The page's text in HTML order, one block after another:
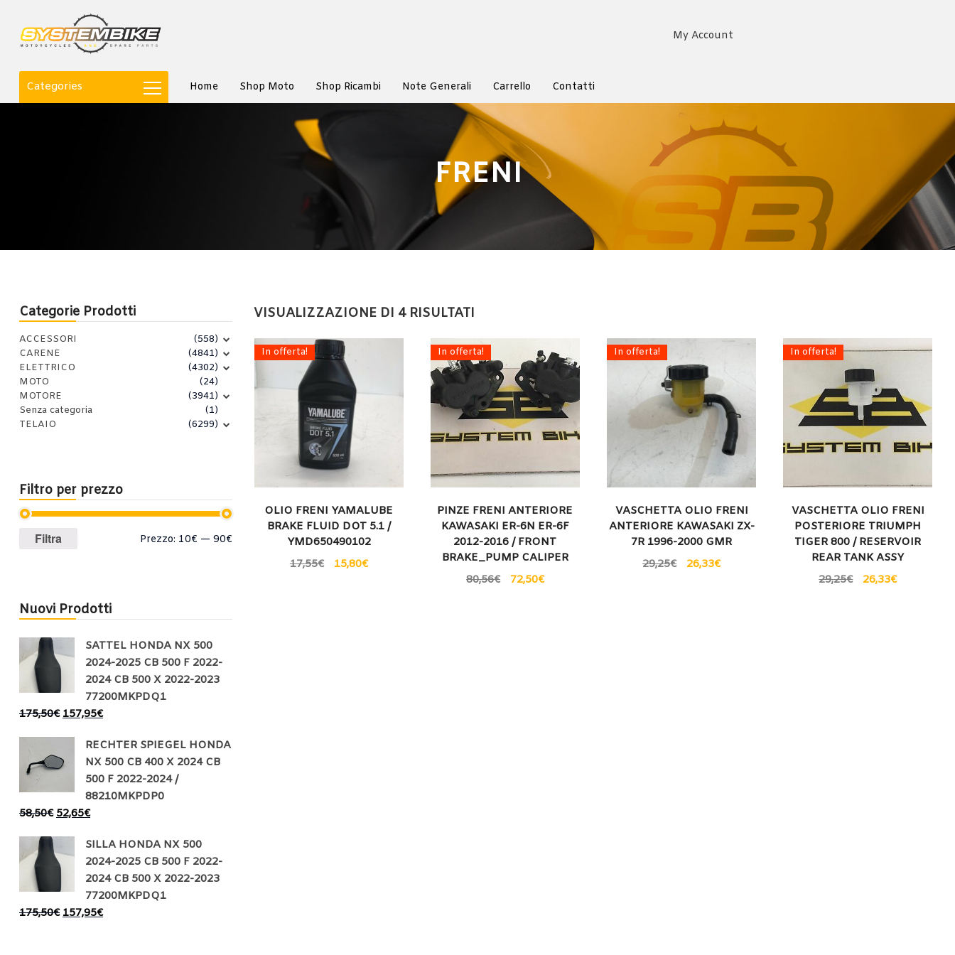
My Account
Categories Home Shop Moto Shop Ricambi Note Generali Carrello Contatti
FRENI
Categorie Prodotti
ACCESSORI
(558)
CARENE
(4841)
ELETTRICO
(4302)
MOTO
(24)
MOTORE
(3941)
Senza categoria
(1)
TELAIO
(6299)
Filtro per prezzo
Prezzo
Prezzo
Filtra Prezzo: 10€ — 90€
Nuovi Prodotti
SATTEL HONDA NX 500
2024-2025 CB 500 F 2022-
2024 CB 500 X 2022-2023
77200MKPDQ1
175,50€ 157,95€
RECHTER SPIEGEL HONDA
NX 500 CB 400 X 2024 CB
500 F 2022-2024 /
88210MKPDP0
58,50€ 52,65€
SILLA HONDA NX 500
2024-2025 CB 500 F 2022-
2024 CB 500 X 2022-2023
77200MKPDQ1
175,50€ 157,95€
VISUALIZZAZIONE DI 4 RISULTATI
In offerta!
OLIO FRENI YAMALUBE
BRAKE FLUID DOT 5.1 /
YMD650490102
17,55€ 15,80€
In offerta!
PINZE FRENI ANTERIORE
KAWASAKI ER-6N ER-6F
2012-2016 / FRONT
BRAKE_PUMP CALIPER
80,56€ 72,50€
In offerta!
VASCHETTA OLIO FRENI
ANTERIORE KAWASAKI ZX-
7R 1996-2000 GMR
29,25€ 26,33€
In offerta!
VASCHETTA OLIO FRENI
POSTERIORE TRIUMPH
TIGER 800 / RESERVOIR
REAR TANK ASSY
29,25€ 26,33€